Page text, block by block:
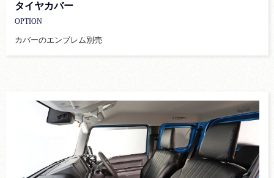
タイヤカバー
OPTION
カバーのエンブレム別売